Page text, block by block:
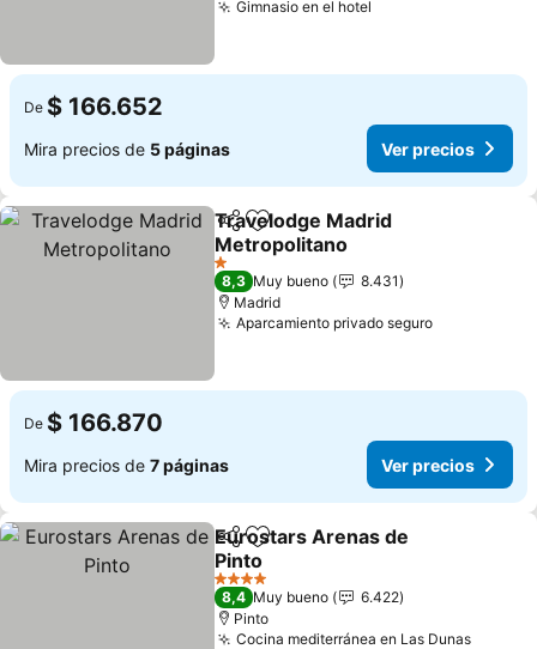
Gimnasio en el hotel
De $ 166.652
Mira precios de 5 páginas Ver precios
Compartir
Agregar a favoritos
Travelodge Madrid
Metropolitano
1 Estrellas
8,3 Muy bueno
8.431
Madrid
Aparcamiento privado seguro
De $ 166.870
Mira precios de 7 páginas Ver precios
CompartirAgregar a favoritos
Eurostars Arenas de
Pinto
4 Estrellas
8,4 Muy bueno
6.422
Pinto
Cocina mediterránea en Las Dunas